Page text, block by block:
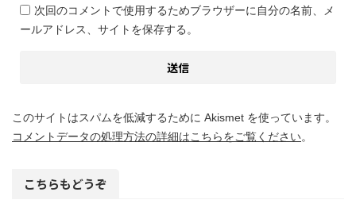
次回のコメントで使用するためブラウザーに自分の名前、メ
ールアドレス、サイトを保存する。
このサイトはスパムを低減するために Akismet を使っています。
コメントデータの処理方法の詳細はこちらをご覧ください。
こちらもどうぞ